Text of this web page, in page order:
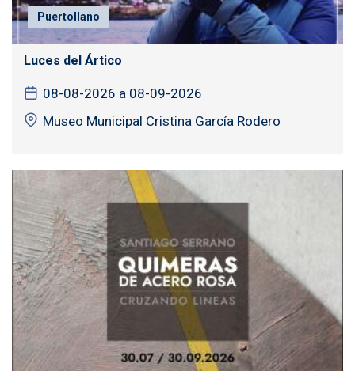
Puertollano
Luces del Ártico
08-08-2026 a 08-09-2026
Museo Municipal Cristina García Rodero